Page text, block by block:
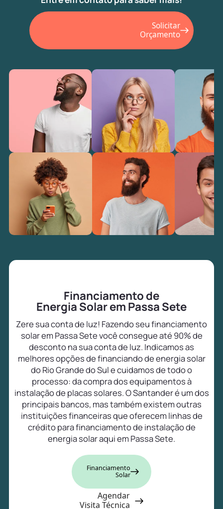
Solicitar
Orçamento
Financiamento de
Energia Solar em Passa Sete
Zere sua conta de luz! Fazendo seu financiamento
solar em Passa Sete você consegue até 90% de
desconto na sua conta de luz. Indicamos as
melhores opções de financiando de energia solar
do Rio Grande do Sul e cuidamos de todo o
processo: da compra dos equipamentos à
instalação de placas solares. O Santander é um dos
principais bancos, mas também existem outras
instituições financeiras que oferecem linhas de
crédito para financiamento de instalação de
energia solar aqui em Passa Sete.
Financiamento
Solar
Agendar
Visita Técnica